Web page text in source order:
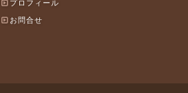
プロフィール
お問合せ